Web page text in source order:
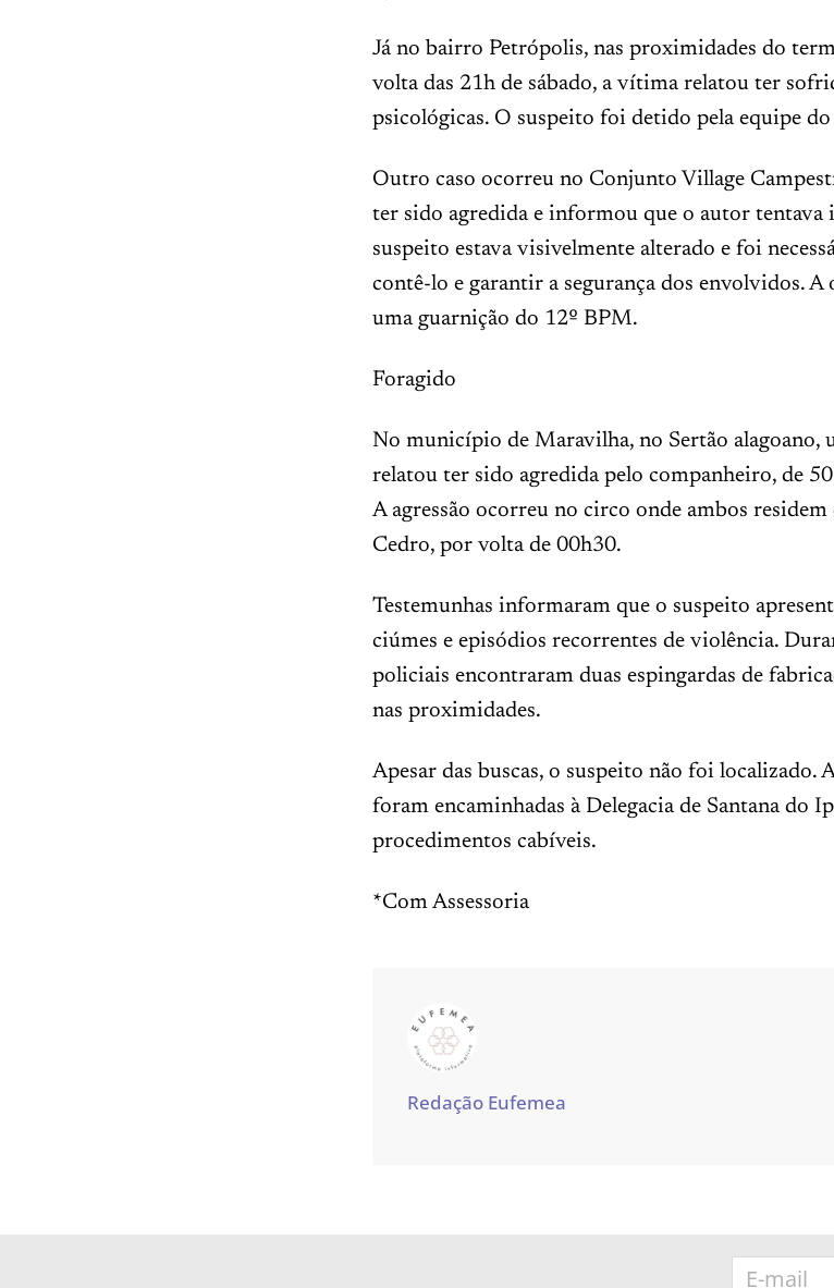
Já no bairro Petrópolis, nas proximidades do
volta das 21h de sábado, a vítima relatou ter
psicológicas. O suspeito foi detido pela equipe
Outro caso ocorreu no Conjunto Village
ter sido agredida e informou que o autor tentava
suspeito estava visivelmente alterado e foi
contê-lo e garantir a segurança dos envolvidos.
uma guarnição do 12º BPM.
Foragido
No município de Maravilha, no Sertão alagoano,
relatou ter sido agredida pelo companheiro, de 50
A agressão ocorreu no circo onde ambos
Cedro, por volta de 00h30.
Testemunhas informaram que o suspeito
ciúmes e episódios recorrentes de violência.
policiais encontraram duas espingardas de
nas proximidades.
Apesar das buscas, o suspeito não foi localizado.
foram encaminhadas à Delegacia de Santana do
procedimentos cabíveis.
*Com Assessoria
Redação Eufemea